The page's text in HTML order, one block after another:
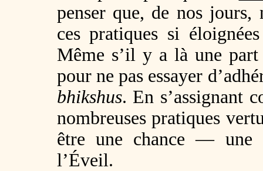
penser que, de nos jours,
ces pratiques si
Même s’il y a là une part
pour ne pas essayer
bhikshus. En s’assignant
nombreuses pratiques
être une chance —
l’Éveil.